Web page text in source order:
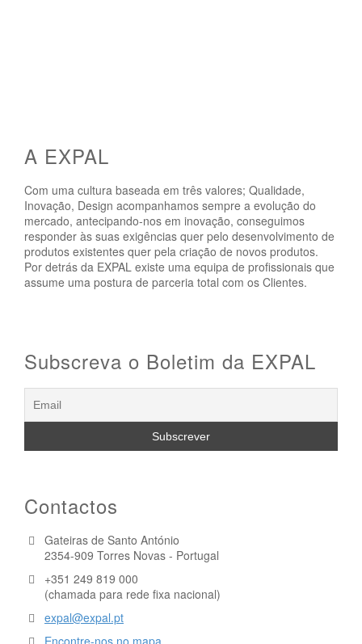
A EXPAL
Com uma cultura baseada em três valores; Qualidade,
Inovação, Design acompanhamos sempre a evolução do
mercado, antecipando-nos em inovação, conseguimos
responder às suas exigências quer pelo desenvolvimento de
produtos existentes quer pela criação de novos produtos.
Por detrás da EXPAL existe uma equipa de profissionais que
assume uma postura de parceria total com os Clientes.
Subscreva o Boletim da EXPAL
Contactos
Gateiras de Santo António
2354-909 Torres Novas - Portugal
+351 249 819 000
(chamada para rede fixa nacional)
expal@expal.pt
Encontre-nos no mapa